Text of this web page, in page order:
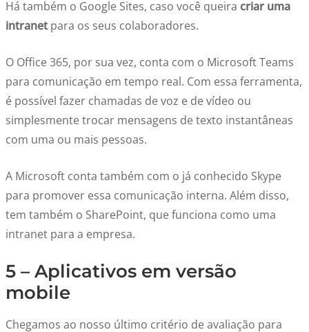
Há também o Google Sites, caso você queira criar uma
intranetpara os seus colaboradores.
O Office 365, por sua vez, conta com o Microsoft Teams
para comunicação em tempo real. Com essa ferramenta,
é possível fazer chamadas de voz e de vídeo ou
simplesmente trocar mensagens de texto instantâneas
com uma ou mais pessoas.
A Microsoft conta também com o já conhecido Skype
para promover essa comunicação interna. Além disso,
tem também o SharePoint, que funciona como uma
intranet para a empresa.
5 – Aplicativos em versão
mobile
Chegamos ao nosso último critério de avaliação para